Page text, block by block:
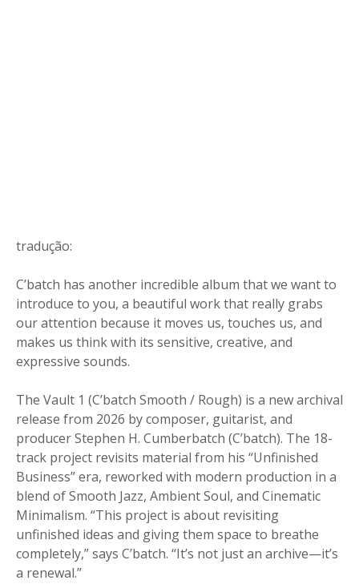
tradução:
C’batch has another incredible album that we want to
introduce to you, a beautiful work that really grabs
our attention because it moves us, touches us, and
makes us think with its sensitive, creative, and
expressive sounds.
The Vault 1 (C’batch Smooth / Rough) is a new archival
release from 2026 by composer, guitarist, and
producer Stephen H. Cumberbatch (C’batch). The 18-
track project revisits material from his “Unfinished
Business” era, reworked with modern production in a
blend of Smooth Jazz, Ambient Soul, and Cinematic
Minimalism. “This project is about revisiting
unfinished ideas and giving them space to breathe
completely,” says C’batch. “It’s not just an archive—it’s
a renewal.”